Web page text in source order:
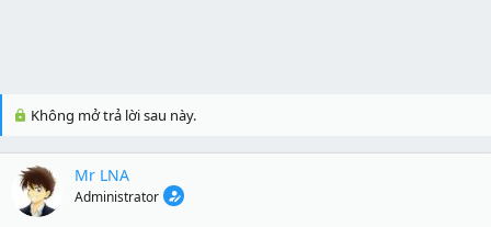
Không mở trả lời sau này.
Mr LNA
Administrator